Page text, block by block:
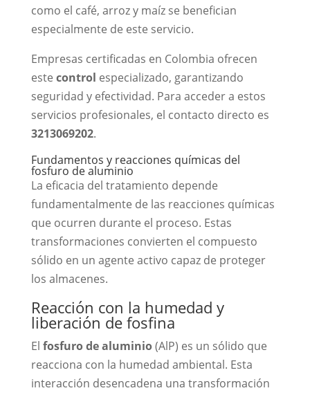
como el café, arroz y maíz se benefician
especialmente de este servicio.
Empresas certificadas en Colombia ofrecen
este control especializado, garantizando
seguridad y efectividad. Para acceder a estos
servicios profesionales, el contacto directo es
3213069202.
Fundamentos y reacciones químicas del
fosfuro de aluminio
La eficacia del tratamiento depende
fundamentalmente de las reacciones químicas
que ocurren durante el proceso. Estas
transformaciones convierten el compuesto
sólido en un agente activo capaz de proteger
los almacenes.
Reacción con la humedad y
liberación de fosfina
El fosfuro de aluminio(AlP) es un sólido que
reacciona con la humedad ambiental. Esta
interacción desencadena una transformación